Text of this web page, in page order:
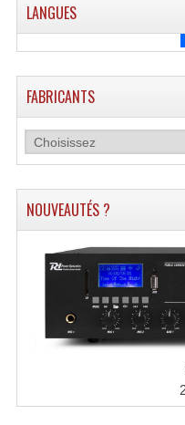
Micro Sans
Micro
LANGUES
FABRICANTS
NOUVEAUTÉS ?